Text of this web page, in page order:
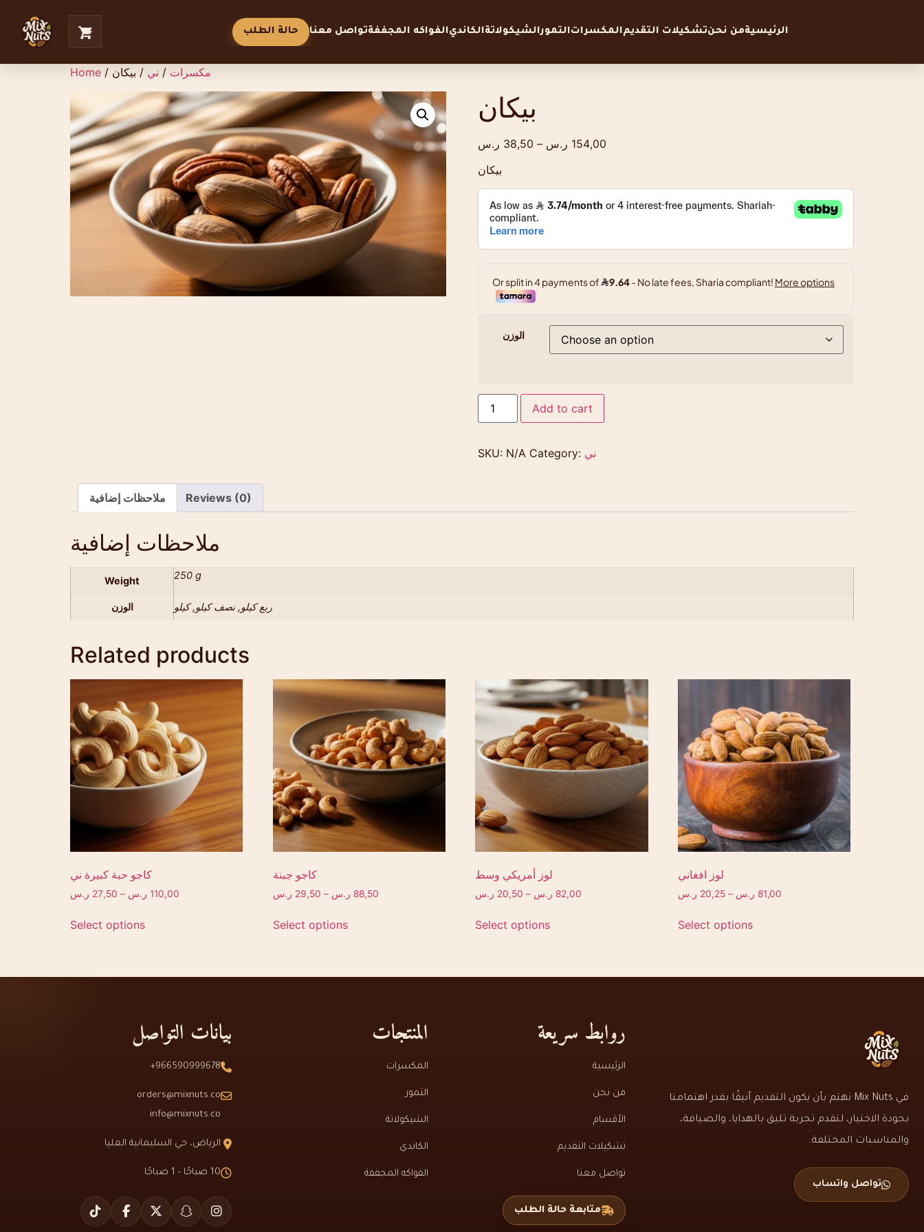
الرئيسيةمن نحنتشكيلات التقديمالمكسراتالتمورالشيكولاتةالكانديالفواكه المجففةتواصل معنا حالة الطلب
Home / مكسرات / ني / بيكان
بيكان
38,50 ر.س – 154,00 ر.س
بيكان
الوزن
Add to cart
SKU: N/A Category: ني
ملاحظات إضافية Reviews (0)
ملاحظات إضافية
Weight 250 g
الوزن ربع كيلو, نصف كيلو, كيلو
Related products
كاجو حبة كبيرة ني
27,50 ر.س – 110,00 ر.س
Select options
كاجو جبنة
29,50 ر.س – 88,50 ر.س
Select options
لوز أمريكي وسط
20,50 ر.س – 82,00 ر.س
Select options
لوز افغاني
20,25 ر.س – 81,00 ر.س
Select options
في Mix Nuts نهتم بأن يكون التقديم أنيقًا بقدر اهتمامنا
بجودة الاختيار، لنقدم تجربة تليق بالهدايا، والضيافة،
والمناسبات المختلفة.
تواصل واتساب
روابط سريعة
الرئيسية
من نحن
الأقسام
تشكيلات التقديم
تواصل معنا
متابعة حالة الطلب
المنتجات
المكسرات
التمور
الشيكولاتة
الكاندي
الفواكه المجففة
بيانات التواصل
966590999678+
orders@mixnuts.co
info@mixnuts.co
الرياض، حي السليمانية العليا
10 صباحًا - 1 صباحًا